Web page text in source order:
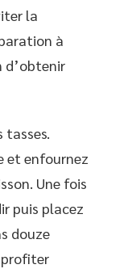
la
à
d’obtenir
tasses.
et enfournez
Une fois
puis placez
douze
profiter